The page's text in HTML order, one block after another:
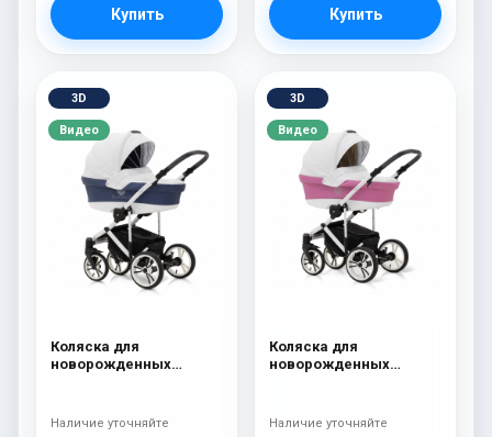
Купить Купить
3D
Видео
Коляска для
новорожденных
Наличие уточняйте
3D
Видео
Коляска для
новорожденных
Наличие уточняйте